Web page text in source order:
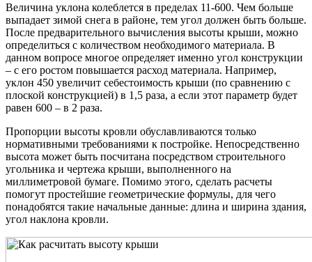
Величина уклона колеблется в пределах 11-600. Чем больше
выпадает зимой снега в районе, тем угол должен быть больше.
После предварительного вычисления высоты крыши, можно
определиться с количеством необходимого материала. В
данном вопросе многое определяет именно угол конструкции
– с его ростом повышается расход материала. Например,
уклон 450 увеличит себестоимость крыши (по сравнению с
плоской конструкцией) в 1,5 раза, а если этот параметр будет
равен 600 – в 2 раза.
Пропорции высоты кровли обуславливаются только
нормативными требованиями к постройке. Непосредственно
высота может быть посчитана посредством строительного
угольника и чертежа крыши, выполненного на
миллиметровой бумаге. Помимо этого, сделать расчеты
помогут простейшие геометрические формулы, для чего
понадобятся такие начальные данные: длина и ширина здания,
угол наклона кровли.